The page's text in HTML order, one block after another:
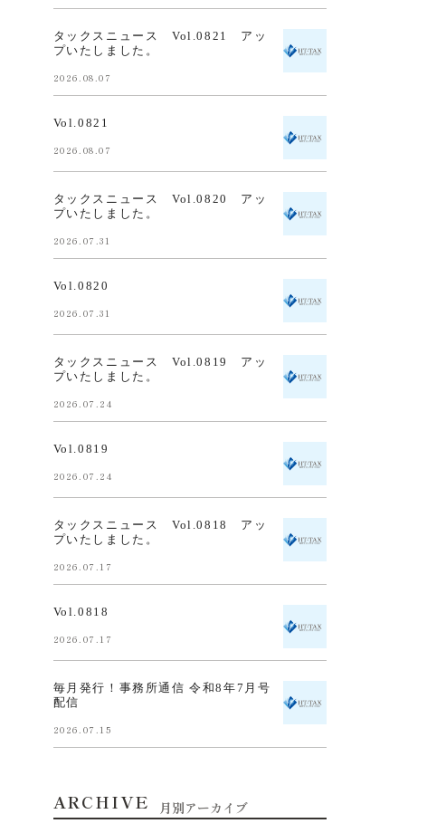
タックスニュース Vol.0821 アッ
プいたしました。
2026.08.07
Vol.0821
2026.08.07
タックスニュース Vol.0820 アッ
プいたしました。
2026.07.31
Vol.0820
2026.07.31
タックスニュース Vol.0819 アッ
プいたしました。
2026.07.24
Vol.0819
2026.07.24
タックスニュース Vol.0818 アッ
プいたしました。
2026.07.17
Vol.0818
2026.07.17
毎月発行！事務所通信 令和8年7月号
配信
2026.07.15
ARCHIVE 月別アーカイブ